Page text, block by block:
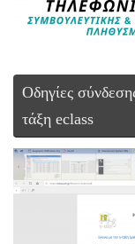
Οδηγίες
τάξη eclass